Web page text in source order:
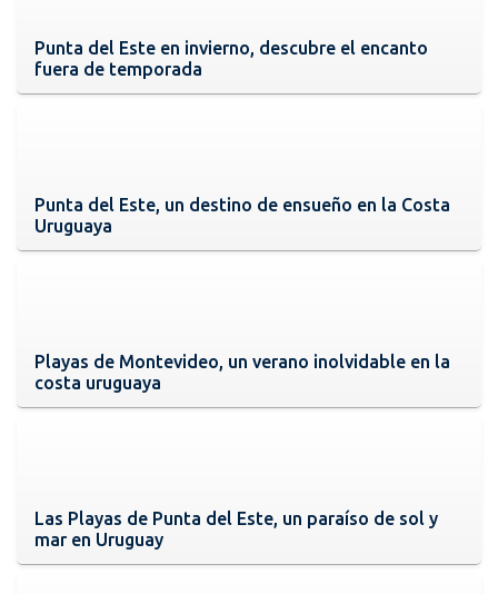
Punta del Este en invierno, descubre el encanto
fuera de temporada
Punta del Este, un destino de ensueño en la Costa
Uruguaya
Playas de Montevideo, un verano inolvidable en la
costa uruguaya
Las Playas de Punta del Este, un paraíso de sol y
mar en Uruguay